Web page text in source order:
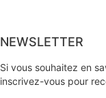
NEWSLETTER
Si vous souhaitez en
inscrivez-vous pour